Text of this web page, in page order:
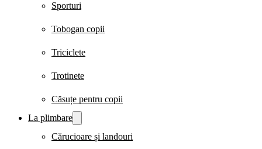
Sporturi
Tobogan copii
Triciclete
Trotinete
Căsuțe pentru copii
La plimbare
Cărucioare și landouri